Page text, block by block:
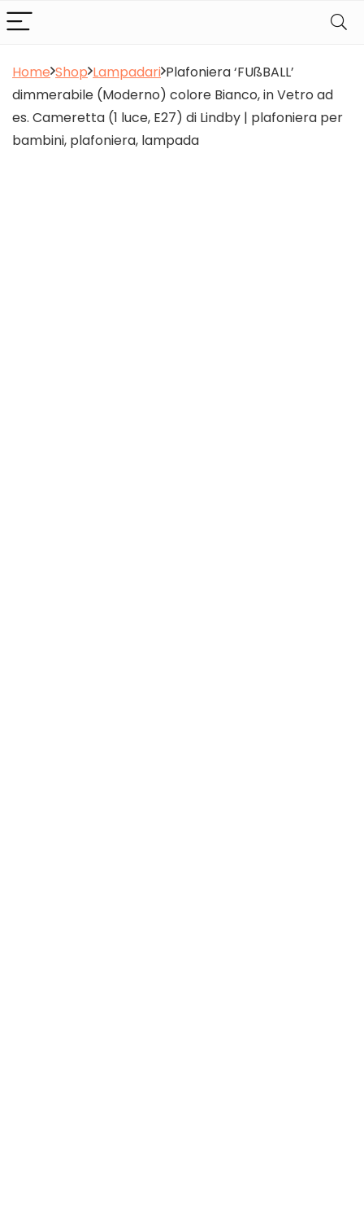
Home Shop Lampadari Plafoniera ‘FUßBALL’
dimmerabile (Moderno) colore Bianco, in Vetro ad
es. Cameretta (1 luce, E27) di Lindby | plafoniera per
bambini, plafoniera, lampada